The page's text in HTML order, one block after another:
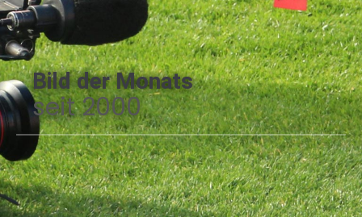
Bild der Monats
seit 2000